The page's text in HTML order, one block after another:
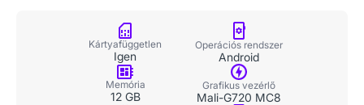
Kártyafüggetlen
Igen
Operációs rendszer
Android
Memória
12 GB
Grafikus vezérlő
Mali-G720 MC8